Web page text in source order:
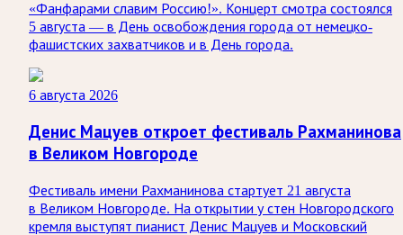
«Фанфарами славим Россию!». Концерт смотра состоялся
5 августа — в День освобождения города от немецко-
фашистских захватчиков и в День города.
6 августа 2026
Денис Мацуев откроет фестиваль Рахманинова
в Великом Новгороде
Фестиваль имени Рахманинова стартует 21 августа
в Великом Новгороде. На открытии у стен Новгородского
кремля выступят пианист Денис Мацуев и Московский